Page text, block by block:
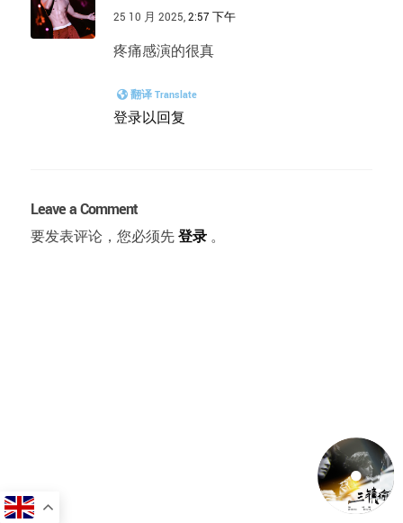
25 10 月 2025,2:57 下午
疼痛感演的很真
翻译 Translate
登录以回复
Leave a Comment
要发表评论，您必须先 登录 。